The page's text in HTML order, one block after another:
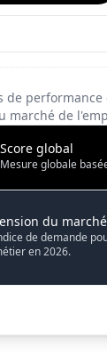
de
marché de
Score global
Mesure globale
du marché
de demande
en 2026.